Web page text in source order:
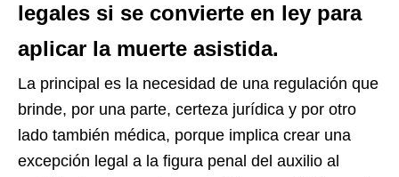
legales si se convierte en ley para
aplicar la muerte asistida.
La principal es la necesidad de una regulación que
brinde, por una parte, certeza jurídica y por otro
lado también médica, porque implica crear una
excepción legal a la figura penal del auxilio al